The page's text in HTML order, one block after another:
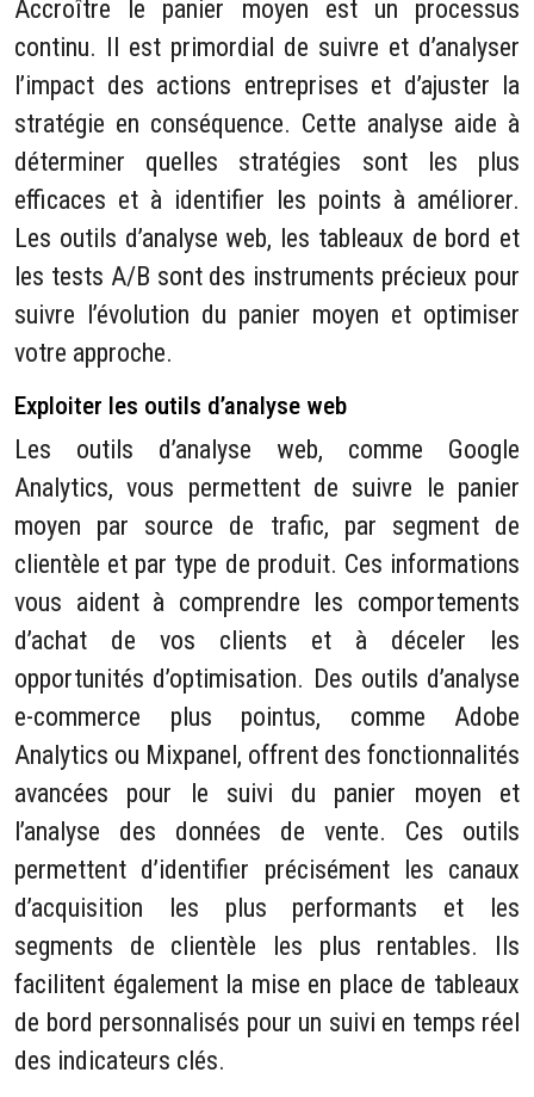
Accroître le panier moyen est un processus
continu. Il est primordial de suivre et d’analyser
l’impact des actions entreprises et d’ajuster la
stratégie en conséquence. Cette analyse aide à
déterminer quelles stratégies sont les plus
efficaces et à identifier les points à améliorer.
Les outils d’analyse web, les tableaux de bord et
les tests A/B sont des instruments précieux pour
suivre l’évolution du panier moyen et optimiser
votre approche.
Exploiter les outils d’analyse web
Les outils d’analyse web, comme Google
Analytics, vous permettent de suivre le panier
moyen par source de trafic, par segment de
clientèle et par type de produit. Ces informations
vous aident à comprendre les comportements
d’achat de vos clients et à déceler les
opportunités d’optimisation. Des outils d’analyse
e-commerce plus pointus, comme Adobe
Analytics ou Mixpanel, offrent des fonctionnalités
avancées pour le suivi du panier moyen et
l’analyse des données de vente. Ces outils
permettent d’identifier précisément les canaux
d’acquisition les plus performants et les
segments de clientèle les plus rentables. Ils
facilitent également la mise en place de tableaux
de bord personnalisés pour un suivi en temps réel
des indicateurs clés.